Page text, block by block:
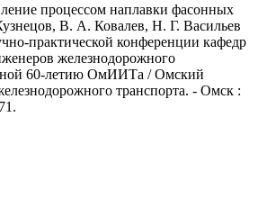
процессом наплавки фасонных
В. А. Ковалев, Н. Г. Васильев
практической конференции кафедр
железнодорожного
60-летию ОмИИТа / Омский
транспорта. - Омск :